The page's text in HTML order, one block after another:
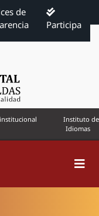
de
Participa
Instituto de
Idiomas